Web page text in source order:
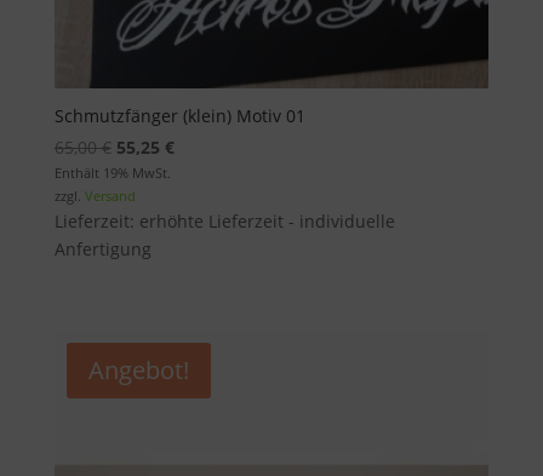
Schmutzfänger (klein) Motiv 01
65,00€ Ursprünglicher
Preis
war:
65,00 €
55,25 €Aktueller
55,25 €.
Enthält 19% MwSt.
zzgl. Versand
Lieferzeit: erhöhte Lieferzeit - individuelle
Anfertigung
Angebot!